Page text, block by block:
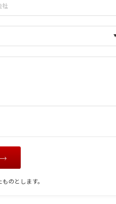
のとします。